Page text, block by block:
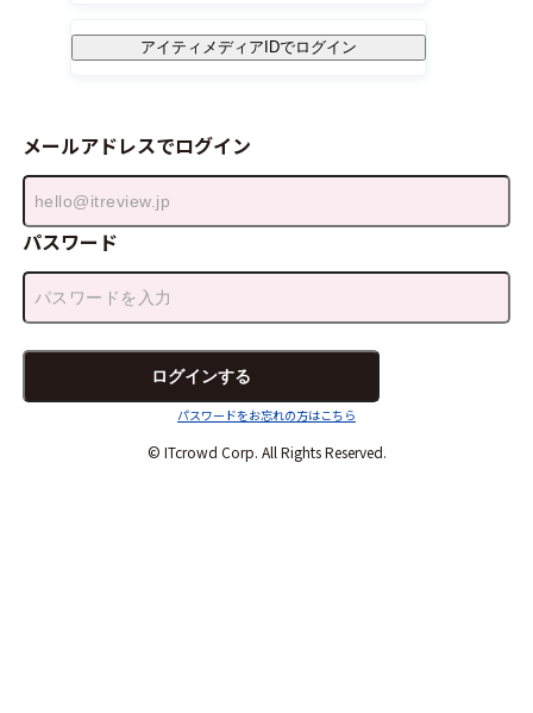
アイティメディアIDでログイン
メールアドレスでログイン
パスワード
パスワードをお忘れの方はこちら
© ITcrowd Corp. All Rights Reserved.